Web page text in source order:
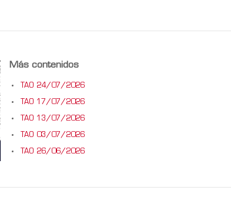
Más contenidos
TAO 24/07/2026
TAO 17/07/2026
TAO 13/07/2026
TAO 03/07/2026
TAO 26/06/2026